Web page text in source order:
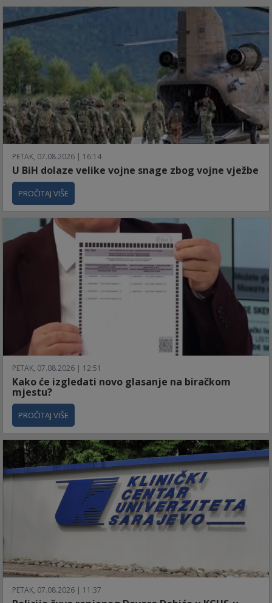
PETAK, 07.08.2026 | 16:14
U BiH dolaze velike vojne snage zbog vojne vježbe
PROČITAJ VIŠE
PETAK, 07.08.2026 | 12:51
Kako će izgledati novo glasanje na biračkom
mjestu?
PROČITAJ VIŠE
PETAK, 07.08.2026 | 11:37